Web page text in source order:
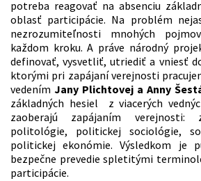
potreba reagovať na absenciu
oblasť participácie. Na problém
nezrozumiteľnosti mnohých
každom kroku. A práve národný
definovať, vysvetliť, utriediť a vniesť
ktorými pri zapájaní verejnosti
vedením Jany Plichtovej a Anny
základných hesiel z viacerých
zaoberajú zapájaním verejnosti:
politológie, politickej sociológie,
politickej ekonómie. Výsledkom je
bezpečne prevedie spletitými
participácie.